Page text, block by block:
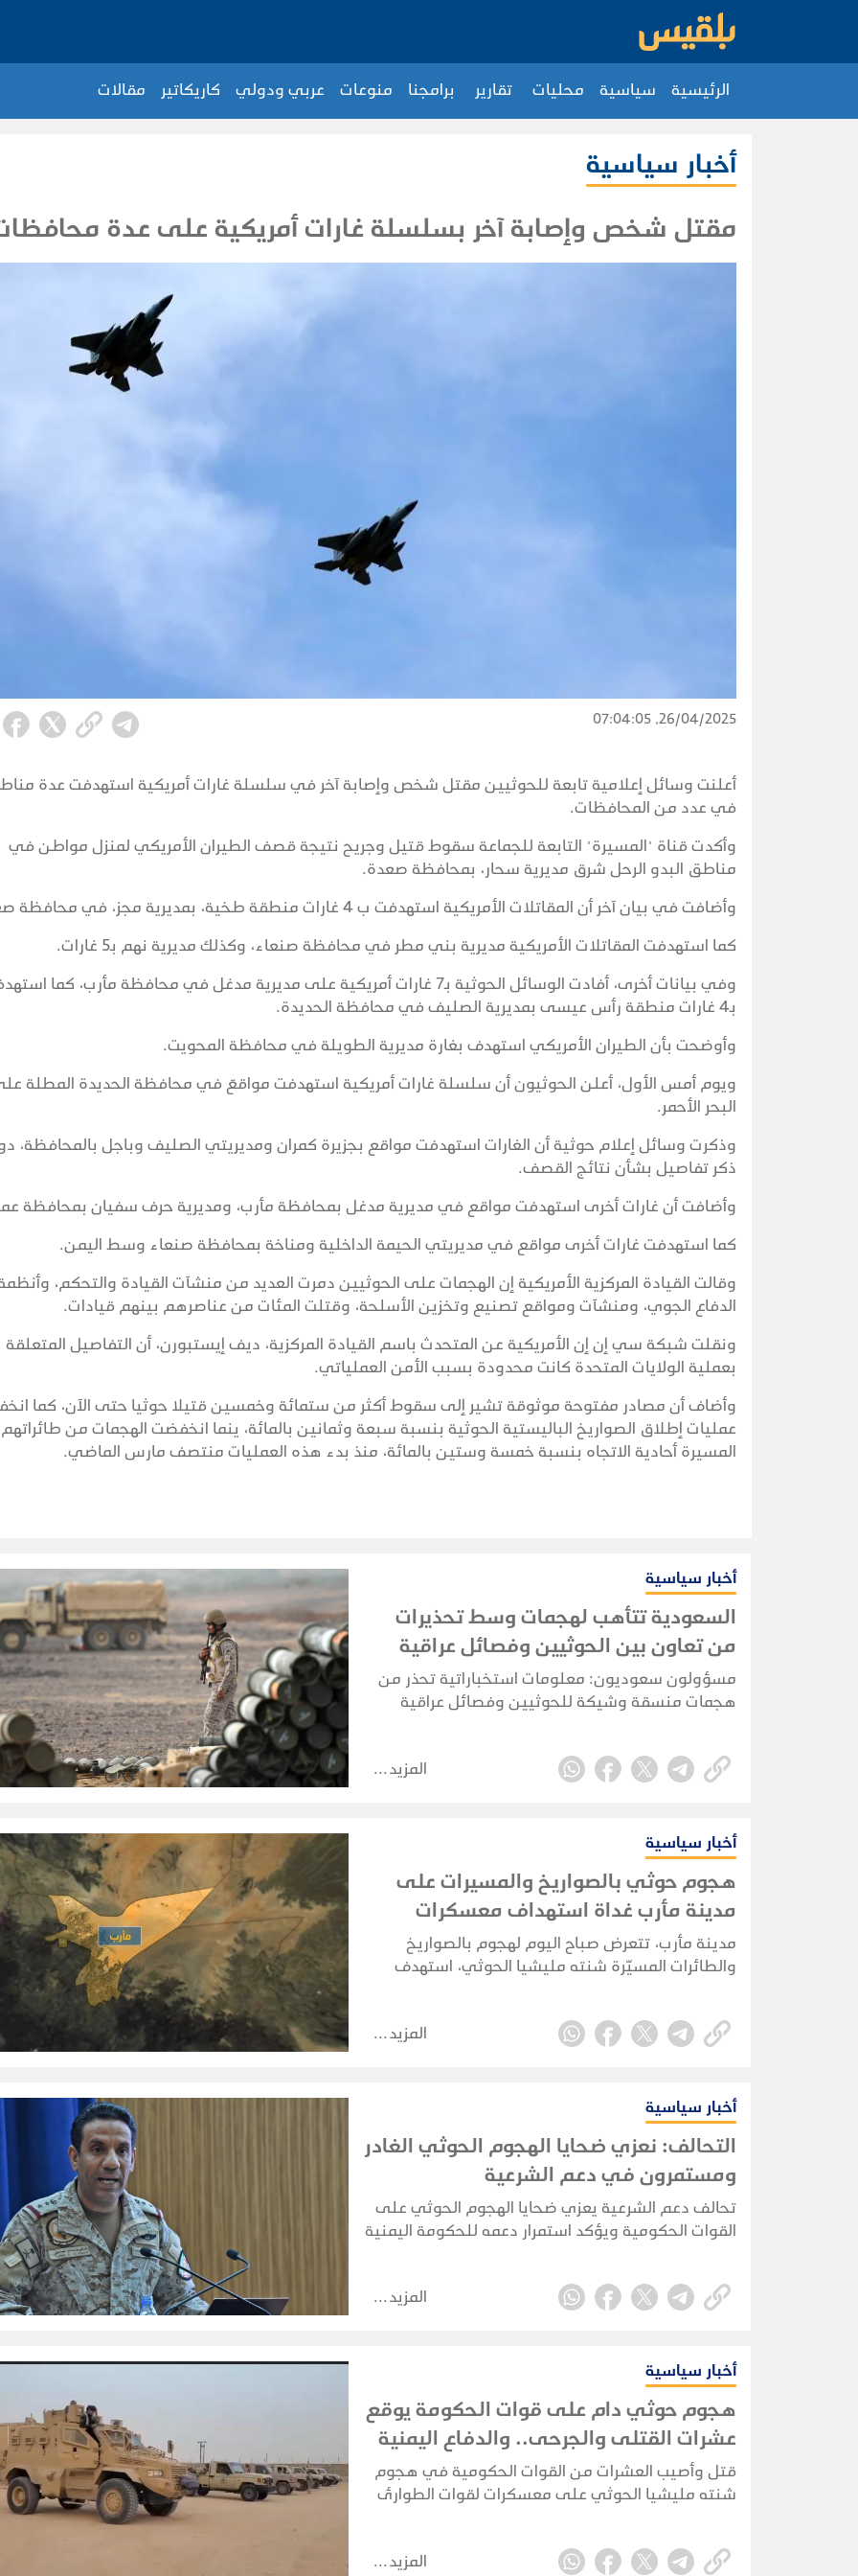
الرئيسية سياسية محليات تقارير برامجنا منوعات عربي ودولي كاريكاتير مقالات
أخبار سياسية
مقتل شخص وإصابة آخر بسلسلة غارات أمريكية على عدة
26/04/2025, 07:04:05
أعلنت وسائل إعلامية تابعة للحوثيين مقتل شخص وإصابة آخر في سلسلة غارات أمريكية استهدفت عدة
في عدد من المحافظات.
وأكدت قناة "المسيرة" التابعة للجماعة سقوط قتيل وجريح نتيجة قصف الطيران الأمريكي لمنزل مواطن في
مناطق البدو الرحل شرق مديرية سحار، بمحافظة صعدة.
وأضافت في بيان آخر أن المقاتلات الأمريكية استهدفت ب 4 غارات منطقة طخية، بمديرية مجز، في محافظة صعدة.
كما استهدفت المقاتلات الأمريكية مديرية بني مطر في محافظة صنعاء، وكذلك مديرية نهم بـ5 غارات.
وفي بيانات أخرى، أفادت الوسائل الحوثية بـ7 غارات أمريكية على مديرية مدغل في محافظة مأرب، كما
بـ4 غارات منطقة رأس عيسى بمديرية الصليف في محافظة الحديدة.
وأوضحت بأن الطيران الأمريكي استهدف بغارة مديرية الطويلة في محافظة المحويت.
ويوم أمس الأول، أعلن الحوثيون أن سلسلة غارات أمريكية استهدفت مواقعَ في محافظة الحديدة المطلة
البحر الأحمر.
وذكرت وسائل إعلام حوثية أن الغارات استهدفت مواقع بجزيرة كمران ومديريتي الصليف وباجل بالمحافظة،
ذكر تفاصيل بشأن نتائج القصف.
وأضافت أن غارات أخرى استهدفت مواقع في مديرية مدغل بمحافظة مأرب، ومديرية حرف سفيان بمحافظة
كما استهدفت غارات أخرى مواقع في مديريتي الحيمة الداخلية ومناخة بمحافظة صنعاء وسط اليمن.
وقالت القيادة المركزية الأمريكية إن الهجمات على الحوثيين دمرت العديد من منشآت القيادة والتحكم،
الدفاع الجوي، ومنشآت ومواقع تصنيع وتخزين الأسلحة، وقتلت المئات من عناصرهم بينهم قيادات.
ونقلت شبكة سي إن إن الأمريكية عن المتحدث باسم القيادة المركزية، ديف إيستبورن، أن التفاصيل المتعلقة
بعملية الولايات المتحدة كانت محدودة بسبب الأمن العملياتي.
وأضاف أن مصادر مفتوحة موثوقة تشير إلى سقوط أكثر من ستمائة وخمسين قتيلا حوثيا حتى الآن، كما
عمليات إطلاق الصواريخ الباليستية الحوثية بنسبة سبعة وثمانين بالمائة، ينما انخفضت الهجمات من طائراتهم
المسيرة أحادية الاتجاه بنسبة خمسة وستين بالمائة، منذ بدء هذه العمليات منتصف مارس الماضي.
أخبار سياسية
السعودية تتأهب لهجمات وسط تحذيرات
من تعاون بين الحوثيين وفصائل عراقية
مسؤولون سعوديون: معلومات استخباراتية تحذر من
هجمات منسقة وشيكة للحوثيين وفصائل عراقية
المزيد
أخبار سياسية
هجوم حوثي بالصواريخ والمسيرات على
مدينة مأرب غداة استهداف معسكرات
حكومية
مدينة مأرب، تتعرض صباح اليوم لهجوم بالصواريخ
والطائرات المسيّرة شنته مليشيا الحوثي، استهدف
المزيد
أخبار سياسية
التحالف: نعزي ضحايا الهجوم الحوثي الغادر
ومستمرون في دعم الشرعية
تحالف دعم الشرعية يعزي ضحايا الهجوم الحوثي على
القوات الحكومية ويؤكد استمرار دعمه للحكومة اليمنية
المزيد
أخبار سياسية
هجوم حوثي دام على قوات الحكومة يوقع
عشرات القتلى والجرحى.. والدفاع اليمنية
تتوعد بالرد
قتل وأصيب العشرات من القوات الحكومية في هجوم
شنته مليشيا الحوثي على معسكرات لقوات الطوارئ
المزيد